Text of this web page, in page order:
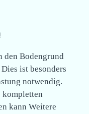
den Bodengrund
ist besonders
notwendig.
kompletten
kann Weitere